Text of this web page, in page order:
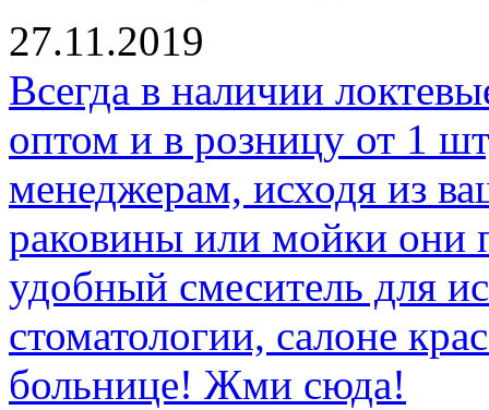
27.11.2019
Всегда в наличии
оптом и в розницу от 1
менеджерам, исходя из
раковины или мойки они
удобный смеситель для
стоматологии, салоне
больнице! Жми сюда!